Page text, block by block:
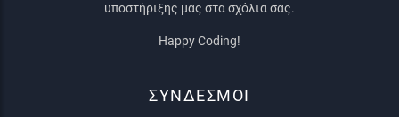
υποστήριξης μας στα σχόλια σας.
Happy Coding!
ΣΥΝΔΕΣΜΟΙ